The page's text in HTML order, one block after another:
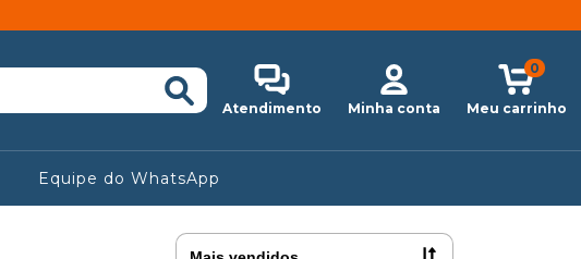
Atendimento Minha conta Meu carrinho
0
Equipe do WhatsApp